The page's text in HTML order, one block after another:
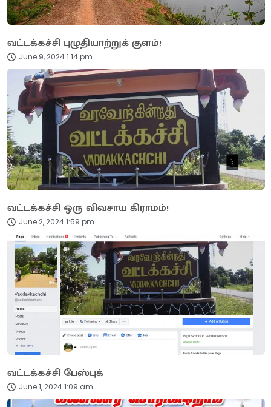
வட்டக்கச்சி புழுதியாற்றுக் குளம்!
June 9, 2024 1:14 pm
வட்டக்கச்சி ஒரு விவசாய கிராமம்!
June 2, 2024 1:59 pm
வட்டக்கச்சி பேஸ்புக்
June 1, 2024 1:09 am